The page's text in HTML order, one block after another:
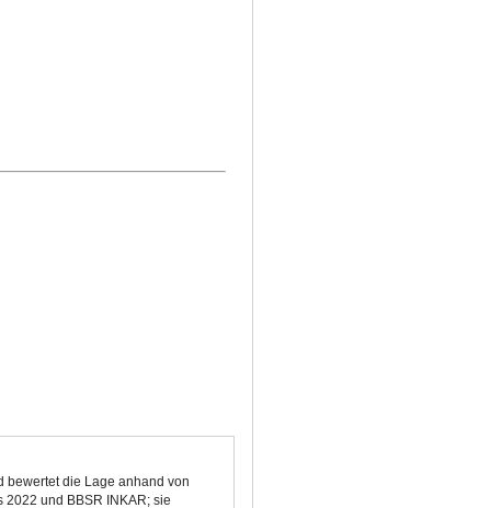
bewertet die Lage anhand von
2022 und BBSR INKAR; sie